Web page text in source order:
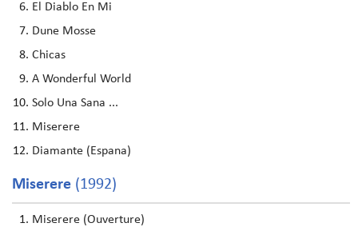
El Diablo En Mi
Dune Mosse
Chicas
A Wonderful World
Solo Una Sana ...
Miserere
Diamante (Espana)
Miserere (1992)
Miserere (Ouverture)